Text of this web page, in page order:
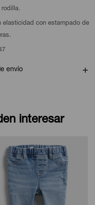
rodilla.
elasticidad con estampado de
envío
interesar